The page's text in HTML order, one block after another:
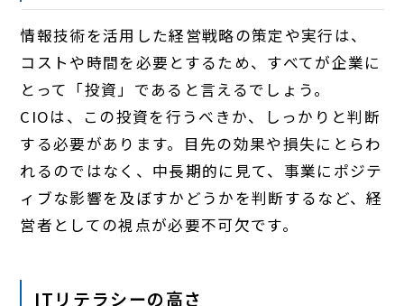
情報技術を活用した経営戦略の策定や実行は、
コストや時間を必要とするため、すべてが企業に
とって「投資」であると言えるでしょう。
CIOは、この投資を行うべきか、しっかりと判断
する必要があります。目先の効果や損失にとらわ
れるのではなく、中長期的に見て、事業にポジテ
ィブな影響を及ぼすかどうかを判断するなど、経
営者としての視点が必要不可欠です。
ITリテラシーの高さ